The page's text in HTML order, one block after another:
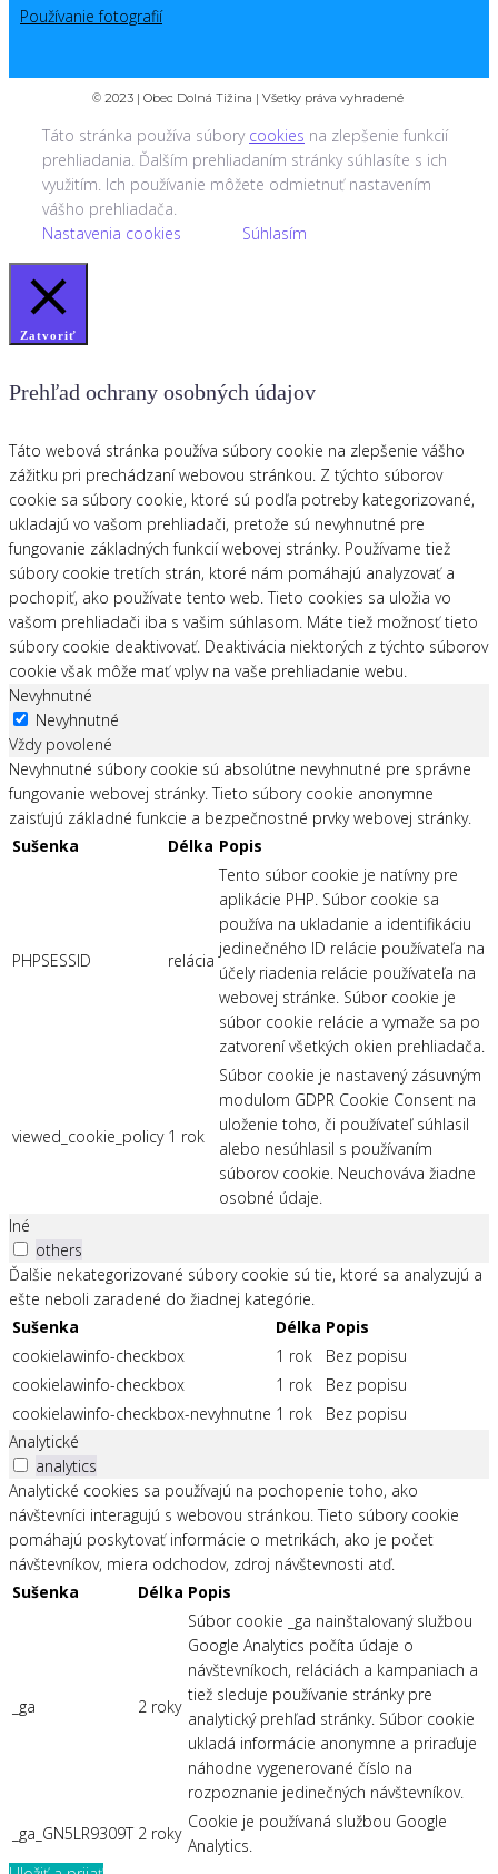
Používanie fotografií
© 2023 | Obec Dolná Tižina | Všetky práva vyhradené
Táto stránka používa súbory cookies na zlepšenie funkcií
prehliadania. Ďalším prehliadaním stránky súhlasíte s ich
využitím. Ich používanie môžete odmietnuť nastavením
vášho prehliadača.
Nastavenia cookies
Súhlasím
Zatvoriť
Prehľad ochrany osobných údajov
Táto webová stránka používa súbory cookie na zlepšenie vášho
zážitku pri prechádzaní webovou stránkou. Z týchto súborov
cookie sa súbory cookie, ktoré sú podľa potreby kategorizované,
ukladajú vo vašom prehliadači, pretože sú nevyhnutné pre
fungovanie základných funkcií webovej stránky. Používame tiež
súbory cookie tretích strán, ktoré nám pomáhajú analyzovať a
pochopiť, ako používate tento web. Tieto cookies sa uložia vo
vašom prehliadači iba s vašim súhlasom. Máte tiež možnosť tieto
súbory cookie deaktivovať. Deaktivácia niektorých z týchto súborov
cookie však môže mať vplyv na vaše prehliadanie webu.
Nevyhnutné
Nevyhnutné
Vždy povolené
Nevyhnutné súbory cookie sú absolútne nevyhnutné pre správne
fungovanie webovej stránky. Tieto súbory cookie anonymne
zaisťujú základné funkcie a bezpečnostné prvky webovej stránky.
Sušenka
Délka Popis
PHPSESSID relácia
Tento súbor cookie je natívny pre
aplikácie PHP. Súbor cookie sa
používa na ukladanie a identifikáciu
jedinečného ID relácie používateľa na
účely riadenia relácie používateľa na
webovej stránke. Súbor cookie je
súbor cookie relácie a vymaže sa po
zatvorení všetkých okien prehliadača.
viewed_cookie_policy 1 rok
Súbor cookie je nastavený zásuvným
modulom GDPR Cookie Consent na
uloženie toho, či používateľ súhlasil
alebo nesúhlasil s používaním
súborov cookie. Neuchováva žiadne
osobné údaje.
Iné
others
Ďalšie nekategorizované súbory cookie sú tie, ktoré sa analyzujú a
ešte neboli zaradené do žiadnej kategórie.
Sušenka
Délka Popis
cookielawinfo-checkbox
1 rok
Bez popisu
cookielawinfo-checkbox
1 rok
Bez popisu
cookielawinfo-checkbox-nevyhnutne 1 rok
Bez popisu
Analytické
analytics
Analytické cookies sa používajú na pochopenie toho, ako
návštevníci interagujú s webovou stránkou. Tieto súbory cookie
pomáhajú poskytovať informácie o metrikách, ako je počet
návštevníkov, miera odchodov, zdroj návštevnosti atď.
Sušenka
Délka Popis
_ga 2 roky
Súbor cookie _ga nainštalovaný službou
Google Analytics počíta údaje o
návštevníkoch, reláciách a kampaniach a
tiež sleduje používanie stránky pre
analytický prehľad stránky. Súbor cookie
ukladá informácie anonymne a priraďuje
náhodne vygenerované číslo na
rozpoznanie jedinečných návštevníkov.
_ga_GN5LR9309T 2 roky
Cookie je používaná službou Google
Analytics.